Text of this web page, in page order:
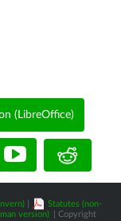
(LibreOffice)
|
Statutes (non-
version)
| Copyright